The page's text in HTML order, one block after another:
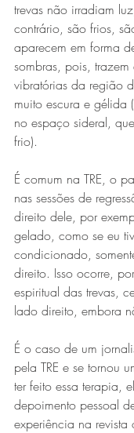
trevas não irradiam
contrário, são frios,
aparecem em forma
sombras, pois,
vibratórias da região
muito escura e gélida
no espaço sideral,
frio).
É comum na TRE, o
nas sessões de
direito dele, por
gelado, como se eu
condicionado,
direito. Isso ocorre,
espiritual das trevas,
lado direito, embora
É o caso de um
pela TRE e se tornou
ter feito essa terapia,
depoimento pessoal
experiência na revista